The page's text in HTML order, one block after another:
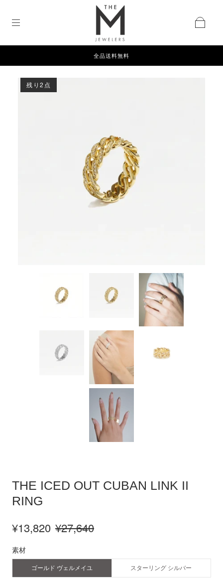
全品送料無料
残り2点
THE ICED OUT CUBAN LINK II
RING
¥13,820 ¥27,640
素材
ゴールド ヴェルメイユ スターリング シルバー